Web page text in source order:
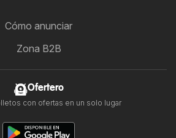
Cómo anunciar
Zona B2B
Ofertero
con ofertas en un solo lugar